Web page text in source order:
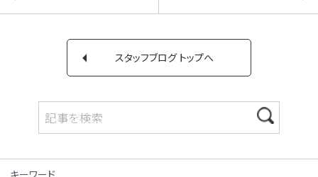
スタッフブログ トップへ